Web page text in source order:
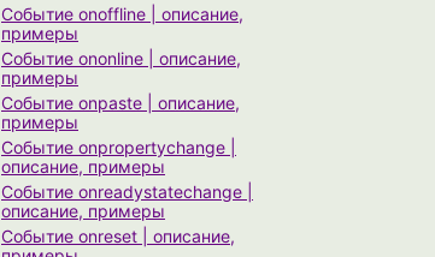
Событие onoffline | описание,
примеры
Событие ononline | описание,
примеры
Событие onpaste | описание,
примеры
Событие onpropertychange |
описание, примеры
Событие onreadystatechange |
описание, примеры
Событие onreset | описание,